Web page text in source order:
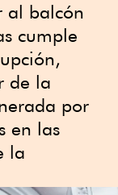
al balcón
cumple
de la
por
en las
la